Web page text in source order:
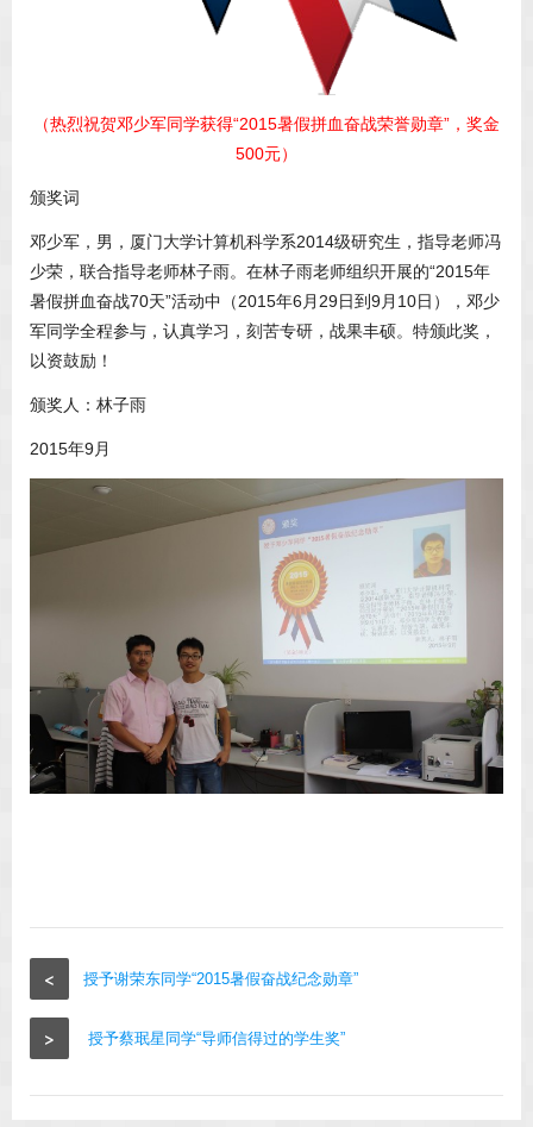
（热烈祝贺邓少军同学获得“2015暑假拼血奋战荣誉勋章”，奖金
500元）
颁奖词
邓少军，男，厦门大学计算机科学系2014级研究生，指导老师冯
少荣，联合指导老师林子雨。在林子雨老师组织开展的“2015年
暑假拼血奋战70天”活动中（2015年6月29日到9月10日），邓少
军同学全程参与，认真学习，刻苦专研，战果丰硕。特颁此奖，
以资鼓励！
颁奖人：林子雨
2015年9月
< 授予谢荣东同学“2015暑假奋战纪念勋章”
> 授予蔡珉星同学“导师信得过的学生奖”